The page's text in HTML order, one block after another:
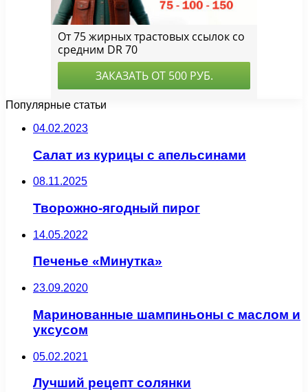
Популярные статьи
04.02.2023
Салат из курицы с апельсинами
08.11.2025
Творожно-ягодный пирог
14.05.2022
Печенье «Минутка»
23.09.2020
Маринованные шампиньоны с маслом и
уксусом
05.02.2021
Лучший рецепт солянки